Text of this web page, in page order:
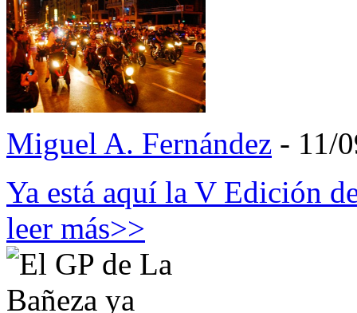
Miguel A. Fernández - 11/
Ya está aquí la V Edición
leer más>>